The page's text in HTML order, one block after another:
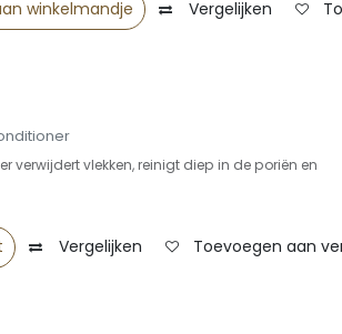
winkelmandje Vergelijken
verwijdert vlekken, reinigt diep in de poriën en
Vergelijken Toevoegen aan